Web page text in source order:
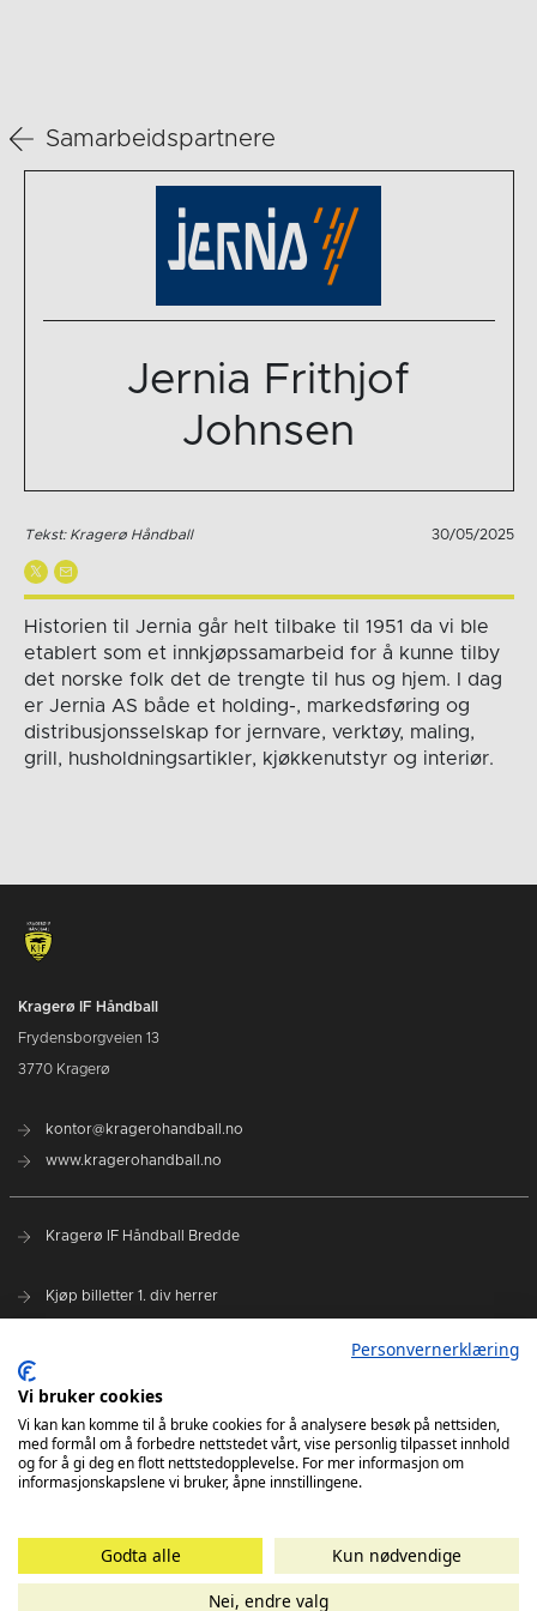
Samarbeidspartnere
Jernia Frithjof
Johnsen
Tekst: Kragerø Håndball 30/05/2025
Historien til Jernia går helt tilbake til 1951 da vi ble
etablert som et innkjøpssamarbeid for å kunne tilby
det norske folk det de trengte til hus og hjem. I dag
er Jernia AS både et holding-, markedsføring og
distribusjonsselskap for jernvare, verktøy, maling,
grill, husholdningsartikler, kjøkkenutstyr og interiør.
Kragerø IF Håndball
Frydensborgveien 13
3770 Kragerø
kontor@kragerohandball.no
www.kragerohandball.no
Kragerø IF Håndball Bredde
Kjøp billetter 1. div herrer
Hovedsponsorer:
Sparebanken Norge
Select Sport
Personvernerklæring
Vi bruker cookies
Vi kan kan komme til å bruke cookies for å analysere besøk på nettsiden,
med formål om å forbedre nettstedet vårt, vise personlig tilpasset innhold
og for å gi deg en flott nettstedopplevelse. For mer informasjon om
informasjonskapslene vi bruker, åpne innstillingene.
Godta alle
Kun nødvendige
Nei, endre valg